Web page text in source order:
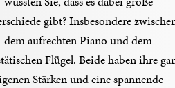
gibt? Insbesondere
dem aufrechten Piano und dem
Flügel. Beide haben ihre
Stärken und eine spannende